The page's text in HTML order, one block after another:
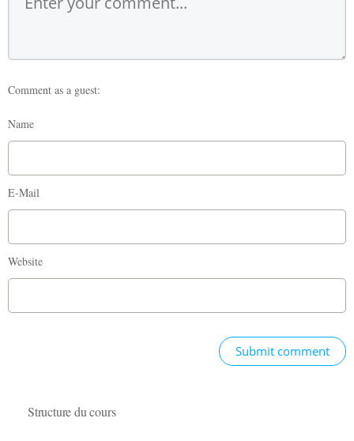
Comment as a guest:
Name
E-Mail
Website
Submit comment
Structure du cours